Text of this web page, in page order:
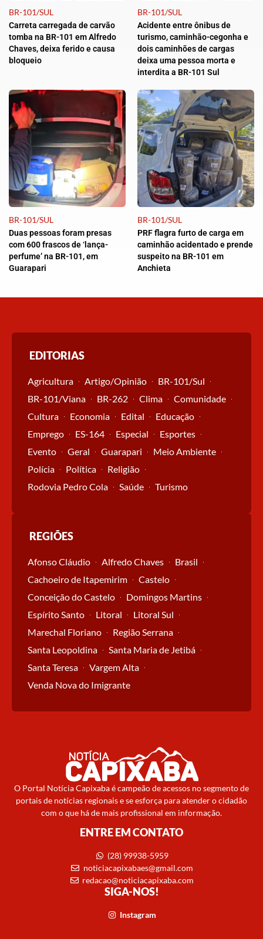
BR-101/SUL
Carreta carregada de carvão
tomba na BR-101 em Alfredo
Chaves, deixa ferido e causa
bloqueio
BR-101/SUL
Acidente entre ônibus de
turismo, caminhão-cegonha e
dois caminhões de cargas
deixa uma pessoa morta e
interdita a BR-101 Sul
BR-101/SUL
Duas pessoas foram presas
com 600 frascos de ‘lança-
perfume’ na BR-101, em
Guarapari
BR-101/SUL
PRF flagra furto de carga em
caminhão acidentado e prende
suspeito na BR-101 em
Anchieta
EDITORIAS
Agricultura Artigo/Opinião
BR-101/Sul
BR-101/Viana
BR-262 Clima
Comunidade
Cultura
Economia Edital
Educação
Emprego
ES-164 Especial
Esportes
Evento
Geral Guarapari
Meio Ambiente
Polícia
Política
Religião
Rodovia Pedro Cola
Saúde Turismo
REGIÕES
Afonso Cláudio Alfredo Chaves
Brasil
Cachoeiro de Itapemirim
Castelo
Conceição do Castelo
Domingos Martins
Espírito Santo
Litoral
Litoral Sul
Marechal Floriano
Região Serrana
Santa Leopoldina
Santa Maria de Jetibá
Santa Teresa
Vargem Alta
Venda Nova do Imigrante
O Portal Notícia Capixaba é campeão de acessos no segmento de
portais de notícias regionais e se esforça para atender o cidadão
com o que há de mais profissional em informação.
ENTRE EM CONTATO
(28) 99938-5959
noticiacapixabaes@gmail.com
redacao@noticiacapixaba.com
SIGA-NOS!
Instagram